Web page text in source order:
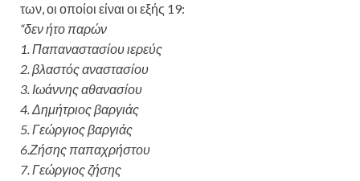
των, οι οποίοι είναι οι εξής 19:
“δεν ήτο παρών
1. Παπαναστασίου ιερεύς
2. βλαστός αναστασίου
3. Ιωάννης αθανασίου
4. Δημήτριος βαργιάς
5. Γεώργιος βαργιάς
6.Ζήσης παπαχρήστου
7. Γεώργιος ζήσης